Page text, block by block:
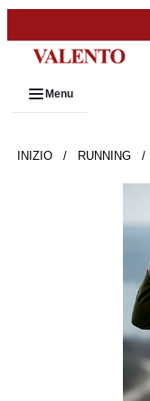
Menu
INIZIO / RUNNING /